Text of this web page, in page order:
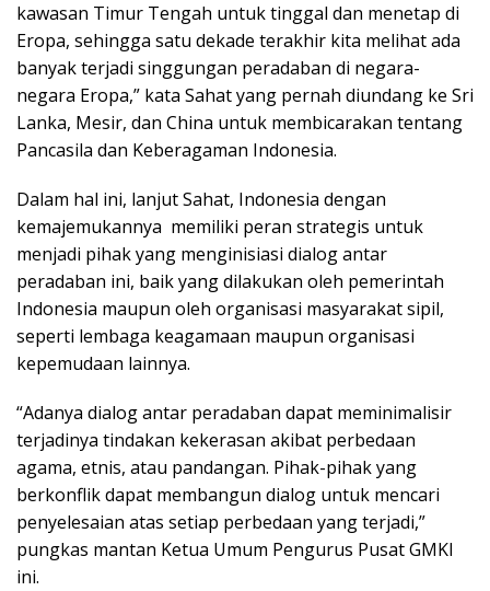
kawasan Timur Tengah untuk tinggal dan menetap di
Eropa, sehingga satu dekade terakhir kita melihat ada
banyak terjadi singgungan peradaban di negara-
negara Eropa,” kata Sahat yang pernah diundang ke Sri
Lanka, Mesir, dan China untuk membicarakan tentang
Pancasila dan Keberagaman Indonesia.
Dalam hal ini, lanjut Sahat, Indonesia dengan
kemajemukannya memiliki peran strategis untuk
menjadi pihak yang menginisiasi dialog antar
peradaban ini, baik yang dilakukan oleh pemerintah
Indonesia maupun oleh organisasi masyarakat sipil,
seperti lembaga keagamaan maupun organisasi
kepemudaan lainnya.
“Adanya dialog antar peradaban dapat meminimalisir
terjadinya tindakan kekerasan akibat perbedaan
agama, etnis, atau pandangan. Pihak-pihak yang
berkonflik dapat membangun dialog untuk mencari
penyelesaian atas setiap perbedaan yang terjadi,”
pungkas mantan Ketua Umum Pengurus Pusat GMKI
ini.